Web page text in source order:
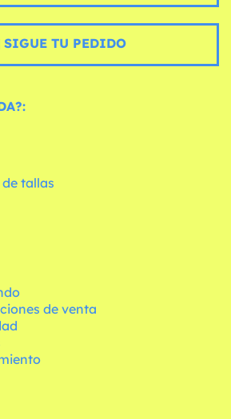
SIGUE TU PEDIDO
tallas
de venta